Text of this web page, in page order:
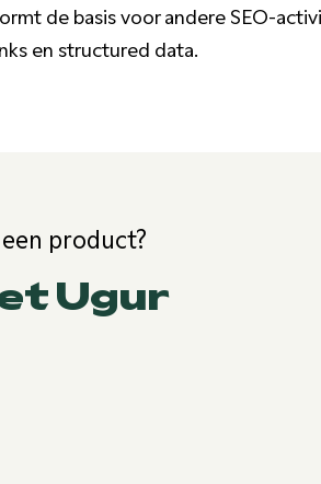
de basis voor andere SEO-
en structured data.
product?
Ugur